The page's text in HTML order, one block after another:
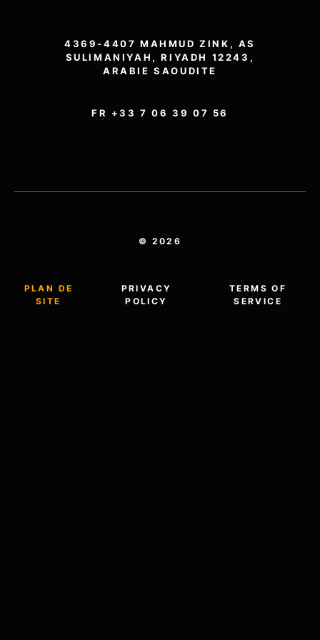
4369-4407 MAHMUD ZINK, AS
SULIMANIYAH, RIYADH 12243,
ARABIE SAOUDITE
FR +33 7 06 39 07 56
© 2026
PLAN DE
SITE
PRIVACY
POLICY
TERMS OF
SERVICE